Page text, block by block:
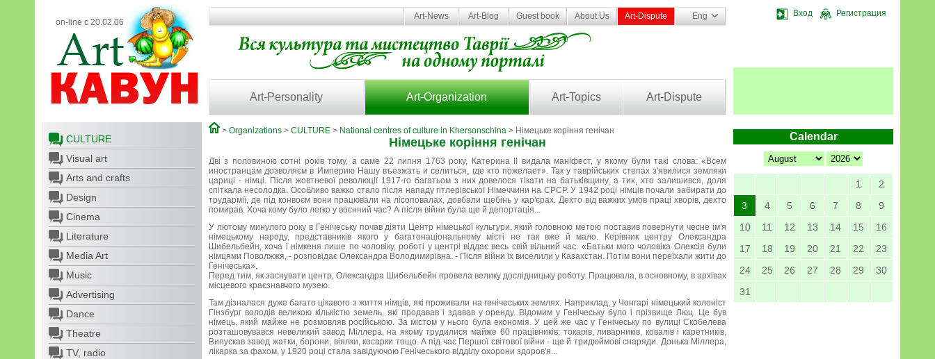
on-line с 20.02.06
Вход Регистрация
Art-News Art-Blog Guest book About Us Art-Dispute Eng
Art-Personality Art-Organization Art-Topics Art-Dispute
CULTURE
Visual art
Arts and crafts
Design
Cinema
Literature
Media Art
Music
Advertising
Dance
Theatre
TV, radio
Calendar
1
2
3
4 5 6 7 8
9
10
11 12 13 14 15
16
17
18 19 20 21 22
23
24
25 26 27 28 29
30
31
> Organizations > CULTURE > National centres of culture in Khersonschina > Німецьке коріння генічан
Німецьке коріння генічан
Дві з половиною сотні років тому, а саме 22 липня 1763 року, Катерина II видала маніфест, у якому були такі слова: «Всем
иностранцам дозволяєм в Империю Нашу въезжать и селиться, где кто пожелает». Так у таврійських степах з'явилися земляки
цариці - німці. Після жовтневої революції 1917-го багатьом з них довелося тікати на батьківщину, а тих, хто залишився, доля
спіткала несолодка. Особливо важко стало після нападу гітлерівської Німеччини на СРСР. У 1942 році німців почали забирати до
трудармії, де під конвоєм вони працювали на лісоповалах, довбали щебінь у кар'єрах. Дехто від важких умов праці хворів, дехто
помирав. Хоча кому було легко у воєнний час? А після війни була ще й депортація...
У лютому минулого року в Генічеську почав діяти Центр німецької культури, який головною метою поставив повернути чесне ім'я
німецькому народу, представників якого у багатонаціональному місті не так вже й мало. Керівник центру Олександра
Шибельбейн, хоча і німкеня лише по чоловіку, роботі у центрі віддає весь свій вільний час. «Батьки мого чоловіка Олексія були
німцями Поволжжя, - розповідає Олександра Володимирівна. - Після війни їх виселили у Казахстан. Потім вони переїхали жити до
Генічеська».
Перед тим, як заснувати центр, Олександра Шибельбейн провела велику дослідницьку роботу. Працювала, в основному, в архівах
місцевого краєзнавчого музею.
Там дізналася дуже багато цікавого з життя німців, які проживали на генічеських землях. Наприклад, у Чонгарі німецький колоніст
Гінзбург володів великою кількістю земель, які продавав і здавав у оренду. Відомим у Генічеську було і прізвище Люц. Це був
німець, який майже не розмовляв російською. За містом у нього була економія. У цей же час у Генічеську по вулиці Скобелева
розташовувався невеликий завод Міллера, на якому трудилися майже 60 працівників: токарів, ливарників, ковалів і каретників,
Випускав завод жатки, борони, віялки, косарки тощо. А під час Першої світової війни - ще й тридюймові снаряди. Донька Міллера,
лікарка за фахом, у 1920 році стала завідуючою Генічеського відділу охорони здоров'я...